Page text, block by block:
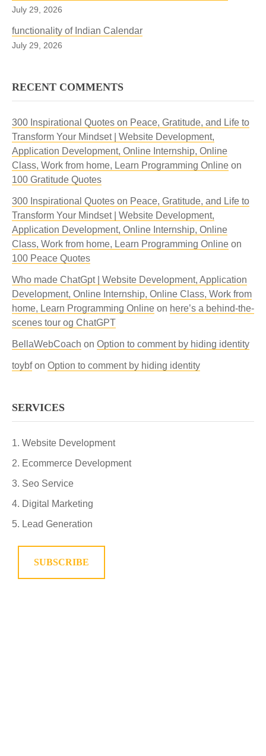
July 29, 2026
functionality of Indian Calendar
July 29, 2026
RECENT COMMENTS
300 Inspirational Quotes on Peace, Gratitude, and Life to
Transform Your Mindset | Website Development,
Application Development, Online Internship, Online
Class, Work from home, Learn Programming Online on
100 Gratitude Quotes
300 Inspirational Quotes on Peace, Gratitude, and Life to
Transform Your Mindset | Website Development,
Application Development, Online Internship, Online
Class, Work from home, Learn Programming Online on
100 Peace Quotes
Who made ChatGpt | Website Development, Application
Development, Online Internship, Online Class, Work from
home, Learn Programming Online on here’s a behind-the-
scenes tour og ChatGPT
BellaWebCoach on Option to comment by hiding identity
toybfon Option to comment by hiding identity
SERVICES
Website Development
Ecommerce Development
Seo Service
Digital Marketing
Lead Generation
SUBSCRIBE